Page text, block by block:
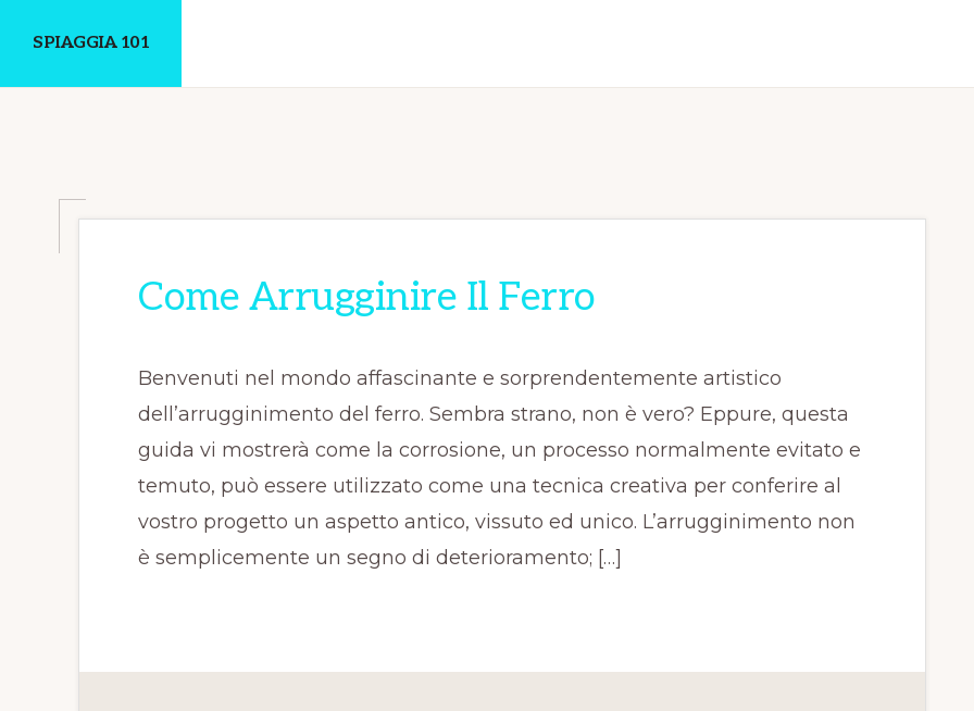
main
primary
SPIAGGIA 101
Online
Come Arrugginire Il Ferro
Benvenuti nel mondo affascinante e sorprendentemente artistico
dell’arrugginimento del ferro. Sembra strano, non è vero? Eppure, questa
guida vi mostrerà come la corrosione, un processo normalmente evitato e
temuto, può essere utilizzato come una tecnica creativa per conferire al
vostro progetto un aspetto antico, vissuto ed unico. L’arrugginimento non
è semplicemente un segno di deterioramento; […]